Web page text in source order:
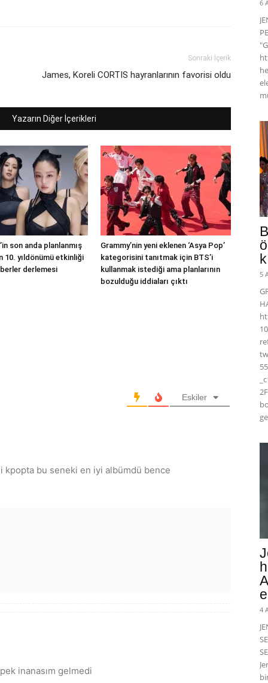
Sonraki İçerik
James, Koreli CORTIS hayranlarının favorisi oldu
Yazarın Diğer İçerikleri
son anda planlanmış
10. yıldönümü etkinliği
derlemesi
Grammy’nin yeni eklenen ‘Asya Pop’
kategorisini tanıtmak için BTS’i
kullanmak istediği ama planlarının
bozulduğu iddiaları çıktı
Eskiler
kpopta bu seneki en iyi albümdü bence
inanasım gelmedi
6
5
4